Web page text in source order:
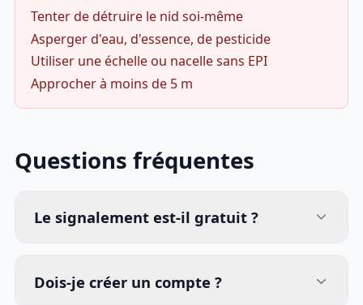
Tenter de détruire le nid soi-même
Asperger d'eau, d'essence, de pesticide
Utiliser une échelle ou nacelle sans EPI
Approcher à moins de 5 m
Questions fréquentes
Le signalement est-il gratuit ?
Dois-je créer un compte ?